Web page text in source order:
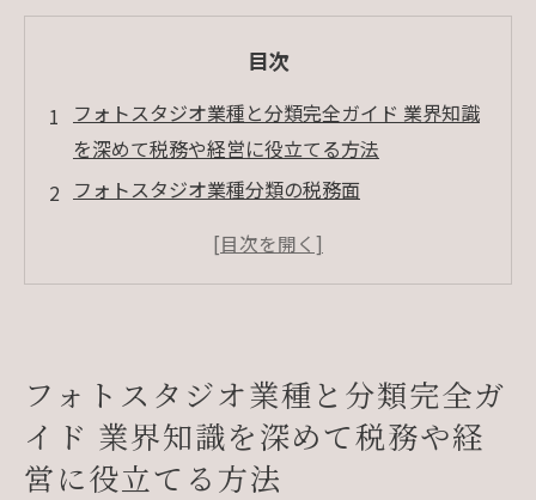
目次
フォトスタジオ業種と分類完全ガイド 業界知識
を深めて税務や経営に役立てる方法
フォトスタジオ業種分類の税務面
フォトスタジオ業種分類の法的影響
フォトスタジオ業種と分類完全ガ
イド 業界知識を深めて税務や経
営に役立てる方法